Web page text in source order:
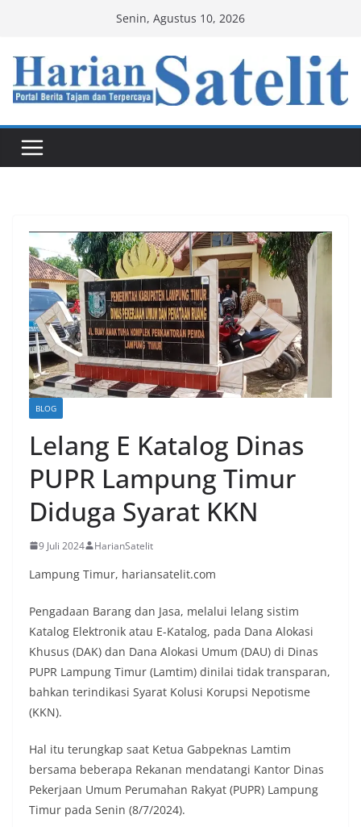
content
Senin, Agustus 10, 2026
BLOG
Lelang E Katalog Dinas
PUPR Lampung Timur
Diduga Syarat KKN
9 Juli 2024 HarianSatelit
Lampung Timur, hariansatelit.com
Pengadaan Barang dan Jasa, melalui lelang sistim
Katalog Elektronik atau E-Katalog, pada Dana Alokasi
Khusus (DAK) dan Dana Alokasi Umum (DAU) di Dinas
PUPR Lampung Timur (Lamtim) dinilai tidak transparan,
bahkan terindikasi Syarat Kolusi Korupsi Nepotisme
(KKN).
Hal itu terungkap saat Ketua Gabpeknas Lamtim
bersama beberapa Rekanan mendatangi Kantor Dinas
Pekerjaan Umum Perumahan Rakyat (PUPR) Lampung
Timur pada Senin (8/7/2024).